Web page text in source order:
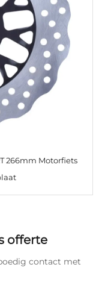
266mm Motorfiets
offerte
contact met